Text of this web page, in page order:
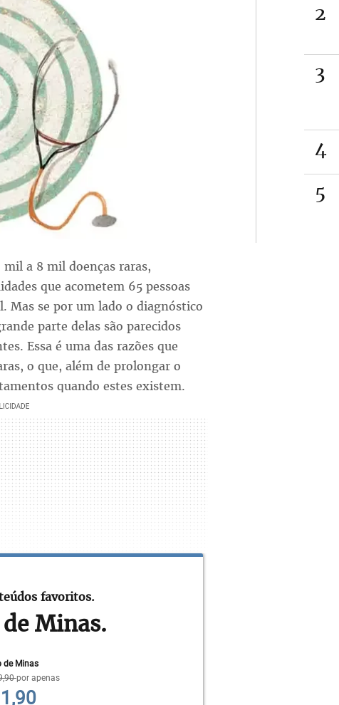
a 8 mil doenças raras,
que acometem 65 pessoas
Mas se por um lado o diagnóstico
parte delas são parecidos
Essa é uma das razões que
o que, além de prolongar o
quando estes existem.
favoritos.
Minas.
de Minas
por apenas
2
3
4
5